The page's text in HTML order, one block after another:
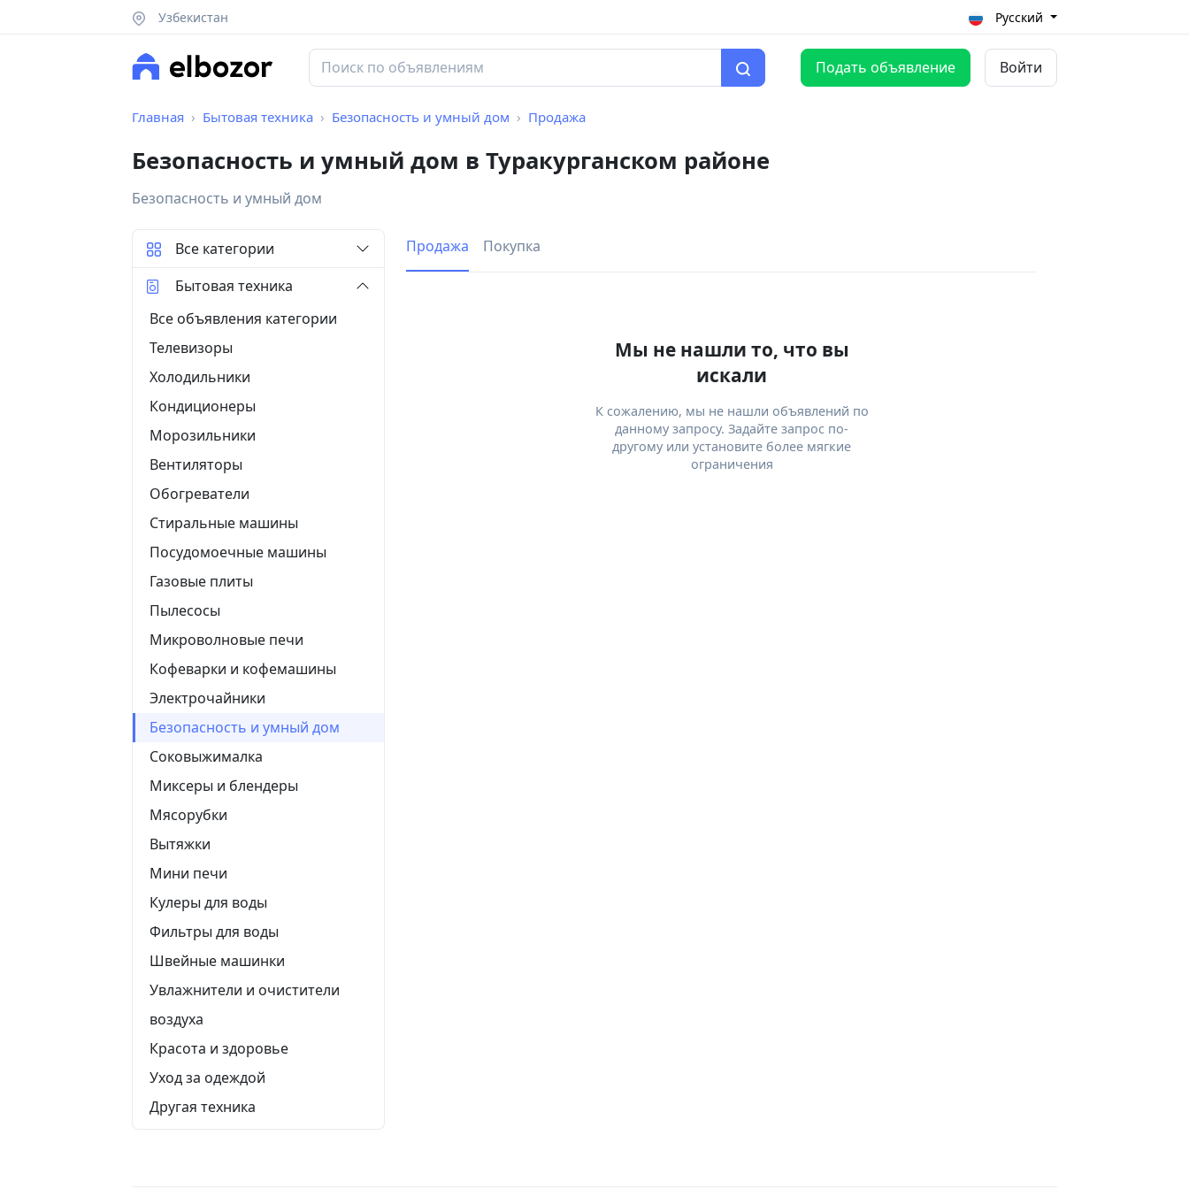
Узбекистан Русский
Подать объявление Войти
Главная Бытовая техника Безопасность и умный дом Продажа
Безопасность и умный дом в Туракурганском районе
Безопасность и умный дом
Продажа Покупка
Мы не нашли то, что вы
искали
К сожалению, мы не нашли объявлений по
данному запросу. Задайте запрос по-
другому или установите более мягкие
ограничения
Все категории
Бытовая техника
Все объявления категории
Телевизоры
Холодильники
Кондиционеры
Морозильники
Вентиляторы
Обогреватели
Стиральные машины
Посудомоечные машины
Газовые плиты
Пылесосы
Микроволновые печи
Кофеварки и кофемашины
Электрочайники
Безопасность и умный дом
Соковыжималка
Миксеры и блендеры
Мясорубки
Вытяжки
Мини печи
Кулеры для воды
Фильтры для воды
Швейные машинки
Увлажнители и очистители
воздуха
Красота и здоровье
Уход за одеждой
Другая техника